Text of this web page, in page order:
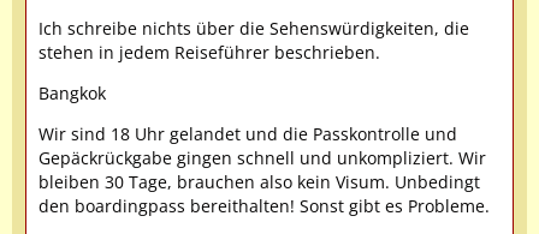
Ich schreibe nichts über die Sehenswürdigkeiten, die
stehen in jedem Reiseführer beschrieben.
Bangkok
Wir sind 18 Uhr gelandet und die Passkontrolle und
Gepäckrückgabe gingen schnell und unkompliziert. Wir
bleiben 30 Tage, brauchen also kein Visum. Unbedingt
den boardingpass bereithalten! Sonst gibt es Probleme.